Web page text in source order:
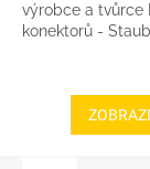
výrobce a tvůrce
konektorů -
konektorů Tyto